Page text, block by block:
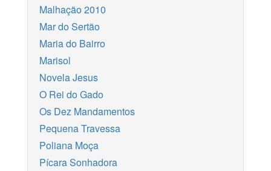
Malhação 2010
Mar do Sertão
Maria do Bairro
Marisol
Novela Jesus
O Rei do Gado
Os Dez Mandamentos
Pequena Travessa
Poliana Moça
Pícara Sonhadora